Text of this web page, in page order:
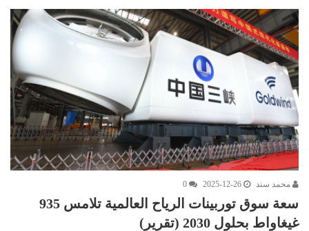
محمد سند 2025-12-26
0
سعة سوق توربينات الرياح العالمية تلامس 935
غيغاواط بحلول 2030 (تقرير)